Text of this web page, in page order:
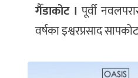
गैँडाकोट । पूर्वी
वर्षका इश्वरप्रसाद